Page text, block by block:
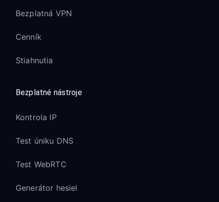
Bezplatná VPN
Cenník
Stiahnutia
Bezplatné nástroje
Kontrola IP
Test úniku DNS
Test WebRTC
Generátor hesiel